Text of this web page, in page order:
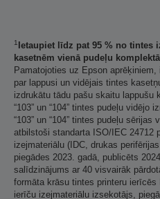
1 Ietaupiet līdz pat 95 % no tintes
kasetnēm vienā pudeļu komplektā
Pamatojoties uz Epson
par lappusi un vidējais tintes
izdrukātu tādu pašu skaitu lappušu
“103” un “104” tintes pudeļu vidējo
“103” un “104” tintes pudeļu
atbilstoši standarta ISO/IEC 24712
izejmateriālu (IDC, drukas
piegādes 2023. gadā, publicēts
salīdzinājums ar 40 visvairāk
formāta krāsu tintes printeru ierīcēs
ierīču izejmateriālu izsekotājs,